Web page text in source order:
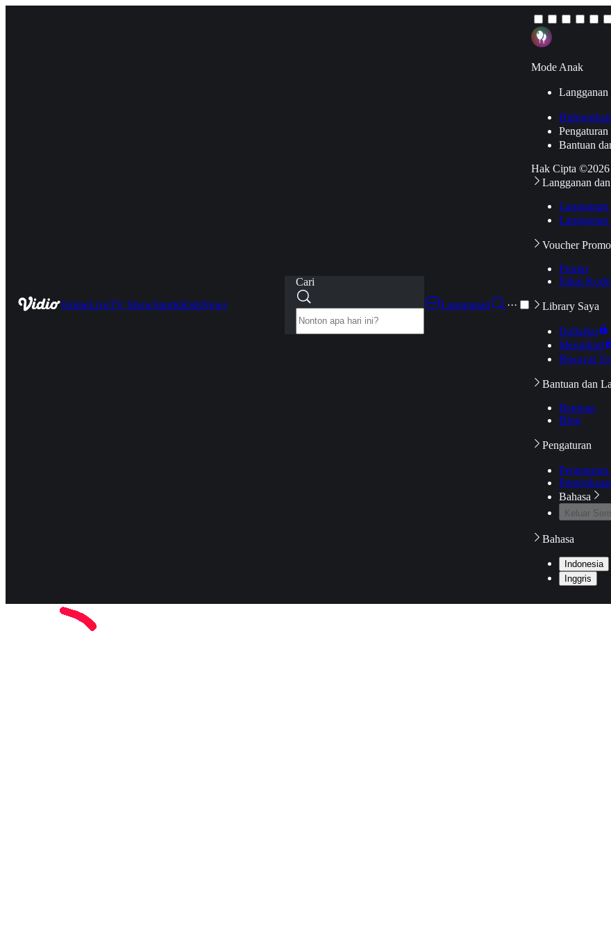
HomeLiveTV ShowSportsKidsNews
Cari
Langganan
···
Mode Anak
Langganan
Pengaturan
Bantuan
Hak Cipta
Langganan
Langganan
Voucher Promo
Promo
Pakai
Library Saya
Daftarku
Mengikuti
Riwayat
Bantuan dan
Bantuan
Blog
Pengaturan
Bahasa
Keluar
Bahasa
Indonesia
Inggris